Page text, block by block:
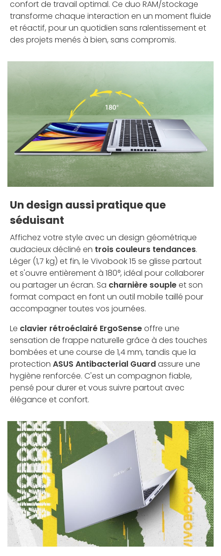
confort de travail optimal. Ce duo RAM/stockage
transforme chaque interaction en un moment fluide
et réactif, pour un quotidien sans ralentissement et
des projets menés à bien, sans compromis.
Un design aussi pratique que
séduisant
Affichez votre style avec un design géométrique
audacieux décliné en trois couleurs tendances.
Léger (1,7 kg) et fin, le Vivobook 15 se glisse partout
et s'ouvre entièrement à 180°, idéal pour collaborer
ou partager un écran. Sa charnière soupleet son
format compact en font un outil mobile taillé pour
accompagner toutes vos journées.
Le clavier rétroéclairé ErgoSenseoffre une
sensation de frappe naturelle grâce à des touches
bombées et une course de 1,4 mm, tandis que la
protection ASUS Antibacterial Guardassure une
hygiène renforcée. C'est un compagnon fiable,
pensé pour durer et vous suivre partout avec
élégance et confort.